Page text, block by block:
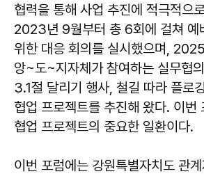
협력을 통해 사업 추진에 적극적으
2023년 9월부터 총 6회에 걸쳐 예
위한 대응 회의를 실시했으며,
앙~도~지자체가 참여하는 실무협
3.1절 달리기 행사, 철길 따라 플로
협업 프로젝트를 추진해 왔다. 이번
협업 프로젝트의 중요한 일환이다.
이번 포럼에는 강원특별자치도 관